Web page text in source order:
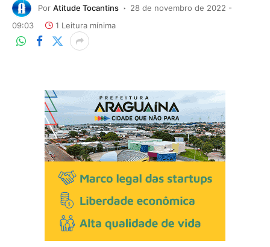
Por Atitude Tocantins
28 de novembro de 2022 -
09:03
1 Leitura mínima